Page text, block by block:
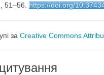
51–56. https://doi.org/
за Creative Commons